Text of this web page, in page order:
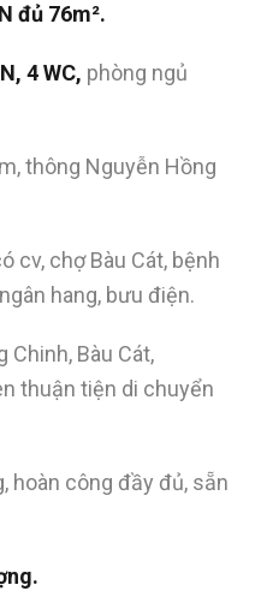
đủ 76m².
4 WC, phòng ngủ
thông Nguyễn Hồng
cv, chợ Bàu Cát, bệnh
hang, bưu điện.
Chinh, Bàu Cát,
thuận tiện di chuyển
hoàn công đầy đủ, sẵn